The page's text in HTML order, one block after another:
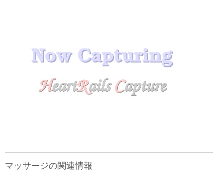
マッサージの関連情報